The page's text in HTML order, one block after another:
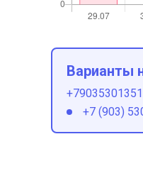
Варианты
+79035301351
+7 (903)